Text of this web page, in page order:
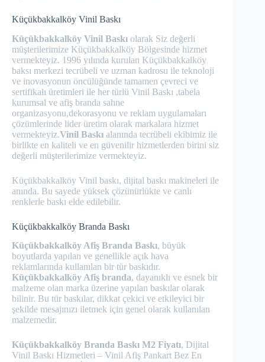
Küçükbakkalköy Vinil Baskı
Küçükbakkalköy Vinil Baskı olarak Siz değerli
müşterilerimize Küçükbakkalköy Bölgesinde hizmet
vermekteyiz. 1996 yılında kurulan Küçükbakkalköy
baksı merkezi tecrübeli ve uzman kadrosu ile teknoloji
ve inovasyonun öncülüğünde tamamen çevreci ve
sertifikalı üretimleri ile her türlü Vinil Baskı ,tabela
kurumsal ve afiş branda sahne
organizasyonu,dekorasyonu ve reklam uygulamaları
çözümlerinde lider üretim olarak markalara hizmet
vermekteyiz.Vinil Baskı alanında tecrübeli ekibimiz ile
birlikte en kaliteli ve en güvenilir hizmetlerden birini siz
değerli müşterilerimize vermekteyiz.
Küçükbakkalköy Vinil baskı, dijital baskı makineleri ile
anında. Bu sayede yüksek çözünürlükte ve canlı
renklerle baskı elde edilebilir.
Küçükbakkalköy Branda Baskı
Küçükbakkalköy Afiş Branda Baskı, büyük
boyutlarda yapılan ve genellikle açık hava
reklamlarında kullanılan bir tür baskıdır.
Küçükbakkalköy Afiş branda, dayanıklı ve esnek bir
malzeme olan marka üzerine yapılan baskılar olarak
bilinir. Bu tür baskılar, dikkat çekici ve etkileyici bir
şekilde mesajınızı iletmek için genel olarak kullanılan
malzemedir.
Küçükbakkalköy Branda Baskı M2 Fiyatı, Dijital
Vinil Baskı Hizmetleri – Vinil Afiş Pankart Bez En